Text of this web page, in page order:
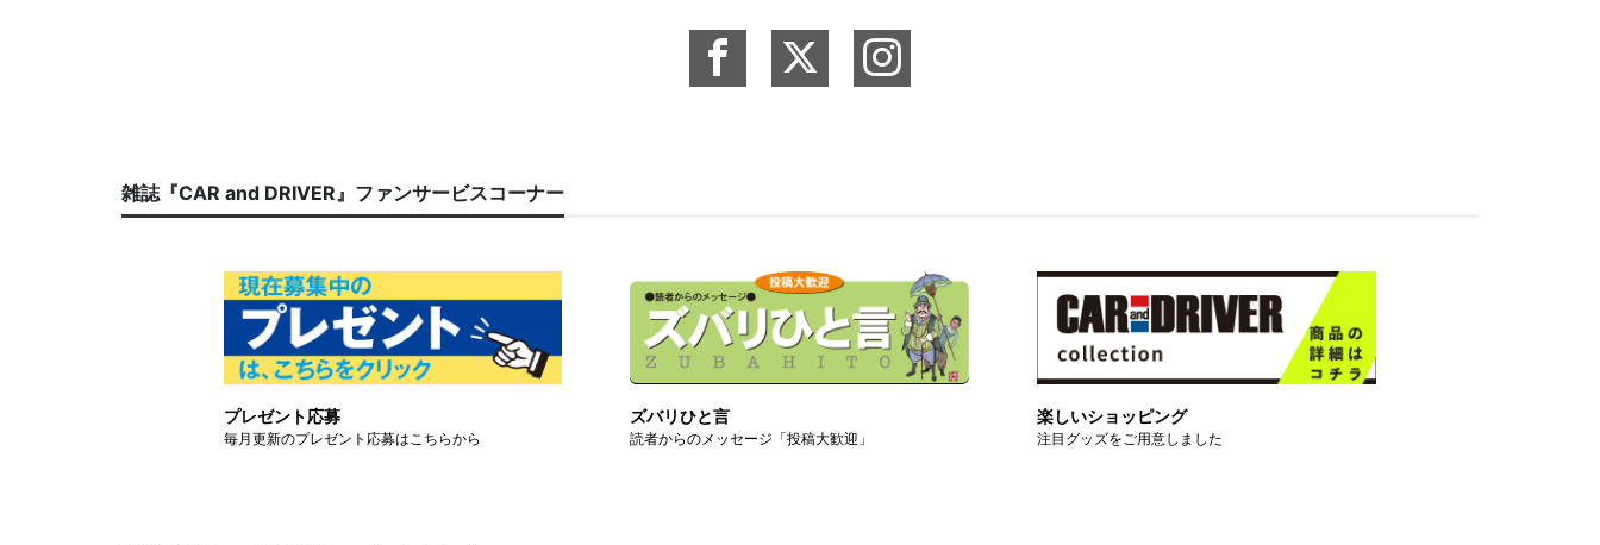
雑誌『CAR and DRIVER』ファンサービスコーナー
プレゼント応募
毎月更新のプレゼント応募はこちらから
ズバリひと言
読者からのメッセージ「投稿大歓迎」
楽しいショッピング
注目グッズをご用意しました